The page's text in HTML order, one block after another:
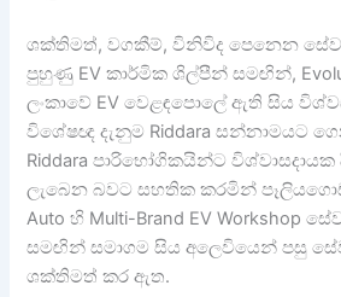
ශක්තිමත්, වගකීම්, විනිවිද පෙනෙන
පුහුණු EV කාර්මික ශිල්පීන් සමඟින්,
ලංකාවේ EV වෙළඳපොලේ ඇති සිය
විශේෂඥ දැනුම Riddara සන්නාමයට
Riddara පාරිභෝගිකයින්ට
ලැබෙන බවට සහතික කරමින්
Auto හි Multi-Brand EV Workshop
සමඟින් සමාගම සිය අලෙවියෙන් පසු
ශක්තිමත් කර ඇත.